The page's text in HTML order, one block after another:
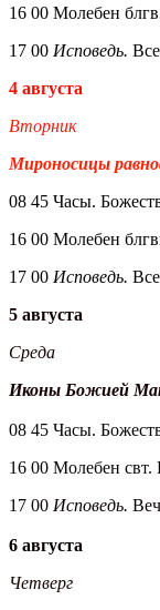
16 00 Молебен
17 00 Исповедь.
4 августа
Вторник
Мироносицы
08 45 Часы.
16 00 Молебен
17 00 Исповедь.
5 августа
Среда
Иконы Божией
08 45 Часы.
16 00 Молебен
17 00 Исповедь.
6 августа
Четверг